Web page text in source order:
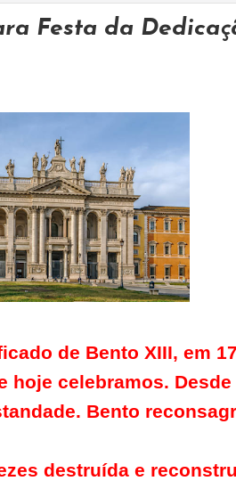
Festa da
de Bento XIII, em
hoje celebramos.
Bento
destruída e